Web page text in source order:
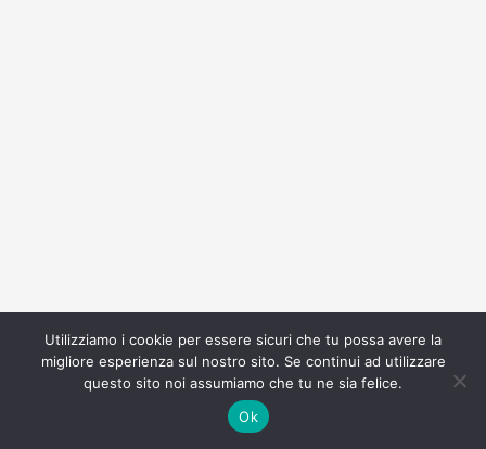
Utilizziamo i cookie per essere sicuri che tu possa avere la
migliore esperienza sul nostro sito. Se continui ad utilizzare
questo sito noi assumiamo che tu ne sia felice.
Ok